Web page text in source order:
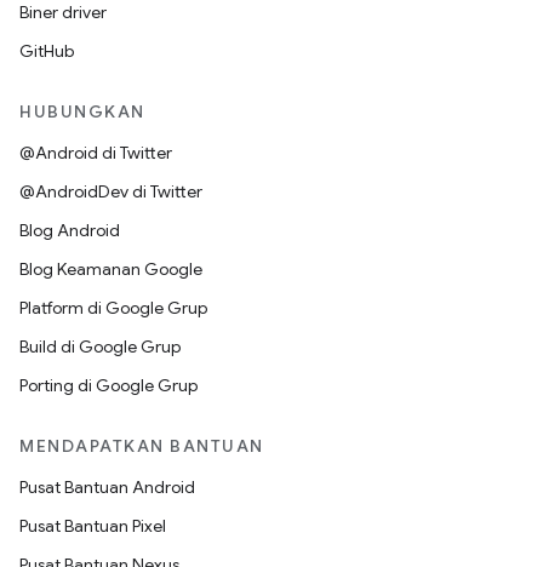
Biner driver
GitHub
HUBUNGKAN
@Android di Twitter
@AndroidDev di Twitter
Blog Android
Blog Keamanan Google
Platform di Google Grup
Build di Google Grup
Porting di Google Grup
MENDAPATKAN BANTUAN
Pusat Bantuan Android
Pusat Bantuan Pixel